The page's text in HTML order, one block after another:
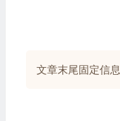
文章末尾固定信息